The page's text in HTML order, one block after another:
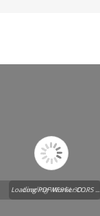
Loading WEBGL 3D ...
Loading PDF Worker CORS ...